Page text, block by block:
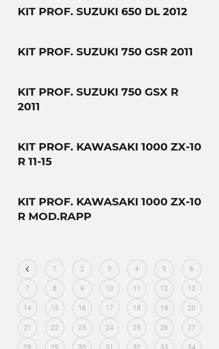
KIT PROF. SUZUKI 650 DL 2012
KIT PROF. SUZUKI 750 GSR 2011
KIT PROF. SUZUKI 750 GSX R
2011
KIT PROF. KAWASAKI 1000 ZX-10
R 11-15
KIT PROF. KAWASAKI 1000 ZX-10
R MOD.RAPP
1 2 3 4 5 6
7 8 9 10 11 12 13
14 15 16 17 18 19 20
21 22 23 24 25 26 27
28 29 30 31 32 33 34